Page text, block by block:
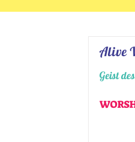
Alive
Geist